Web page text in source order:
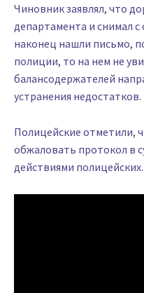
Чиновник заявлял, что
департамента и снимал с
наконец нашли письмо,
полиции, то на нем не
балансодержателей
устранения недостатков.
Полицейские отметили,
обжаловать протокол в
действиями полицейских.